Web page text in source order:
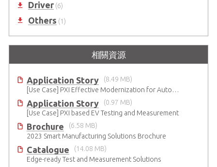
Driver(6)
Others (1)
相關資源
Application Story
(8.49 MB)
[Use Case] PXI Effective Modernization for Automated Testing
Application Story
(0.97 MB)
[Use Case] PXI based EV Testing and Measurement
Brochure
(6.58 MB)
2023 Smart Manufacturing Solutions Brochure
Catalogue
(14.08 MB)
Edge-ready Test and Measurement Solutions